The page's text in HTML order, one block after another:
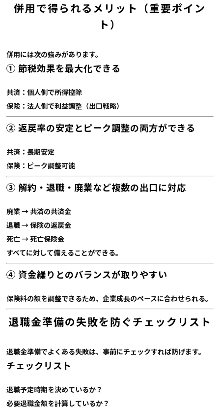
併用で得られるメリット（重要ポイン
ト）
併用には次の強みがあります。
① 節税効果を最大化できる
共済：個人側で所得控除
保険：法人側で利益調整（出口戦略）
② 返戻率の安定とピーク調整の両方ができる
共済：長期安定
保険：ピーク調整可能
③ 解約・退職・廃業など複数の出口に対応
廃業 → 共済の共済金
退職 → 保険の返戻金
死亡 → 死亡保険金
すべてに対して備えることができる。
④ 資金繰りとのバランスが取りやすい
保険料の額を調整できるため、企業成長のペースに合わせられる。
退職金準備の失敗を防ぐチェックリスト
退職金準備でよくある失敗は、事前にチェックすれば防げます。
チェックリスト
退職予定時期を決めているか？
必要退職金額を計算しているか？